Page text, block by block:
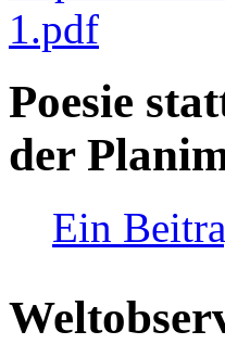
1.pdf
Poesie
der
Ein